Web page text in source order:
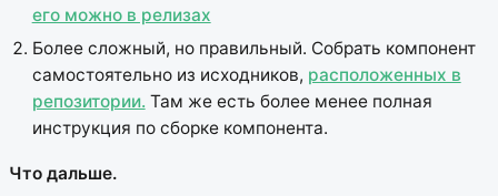
его можно в релизах
Более сложный, но правильный. Собрать компонент
самостоятельно из исходников, расположенных в
репозитории. Там же есть более менее полная
инструкция по сборке компонента.
Что дальше.